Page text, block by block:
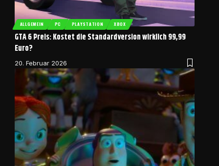
ALLGEMEIN PC PLAYSTATION XBOX
GTA 6 Preis: Kostet die Standardversion wirklich 99,99
Euro?
20. Februar 2026